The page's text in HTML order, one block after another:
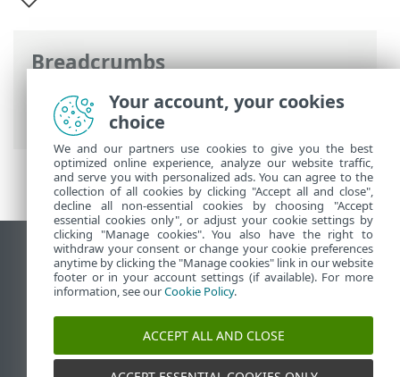
Breadcrumbs
ESET Online súgó>ESET Mobile Security
ESET Mobile Security Bevezetés
Asztali webhely megtekintése
End of Life
Az ESET tudásbázisa
ESET Fórum
ESET Status Portal
Regionális támogatás
Your account, your cookies
choice
We and our partners use cookies to give you the best
optimized online experience, analyze our website traffic,
and serve you with personalized ads. You can agree to the
collection of all cookies by clicking "Accept all and close",
decline all non-essential cookies by choosing "Accept
essential cookies only", or adjust your cookie settings by
clicking "Manage cookies". You also have the right to
withdraw your consent or change your cookie preferences
anytime by clicking the "Manage cookies" link in our website
footer or in your account settings (if available). For more
information, see ourCookie Policy.
ACCEPT ALL AND CLOSE